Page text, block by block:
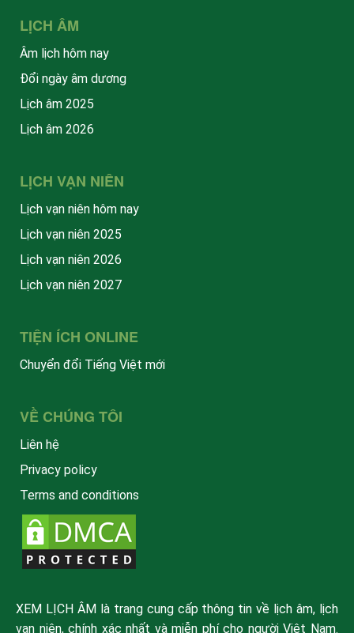
LỊCH ÂM
Âm lịch hôm nay
Đổi ngày âm dương
Lịch âm 2025
Lịch âm 2026
LỊCH VẠN NIÊN
Lịch vạn niên hôm nay
Lịch vạn niên 2025
Lịch vạn niên 2026
Lịch vạn niên 2027
TIỆN ÍCH ONLINE
Chuyển đổi Tiếng Việt mới
VỀ CHÚNG TÔI
Liên hệ
Privacy policy
Terms and conditions
XEM LỊCH ÂM là trang cung cấp thông tin về lịch âm, lịch
vạn niên, chính xác nhất và miễn phí cho người Việt Nam.